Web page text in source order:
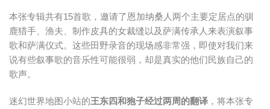
本张专辑共有15首歌，邀请了恩加纳桑人两个主要定居点的驯
鹿猎手、渔夫、制作皮具的女裁缝以及萨满传承人来表演叙事
歌和萨满仪式。这些田野录音的现场感非常强，即使对我们来
说有些叙事歌的音乐性可能很弱，却是真实的他们民族自己的
歌声。
迷幻世界地图小站的王东四和狍子经过两周的翻译 ，将本张专